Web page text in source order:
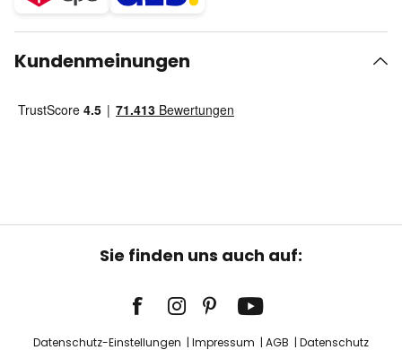
Kundenmeinungen
Sie finden uns auch auf:
Datenschutz-Einstellungen Impressum AGB Datenschutz